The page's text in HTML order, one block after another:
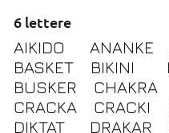
6 lettere
AIKIDO ANANKE
BASKET
BIKINI
BUSKER
CHAKRA
CRACKA
CRACKI
DIKTAT
DRAKAR